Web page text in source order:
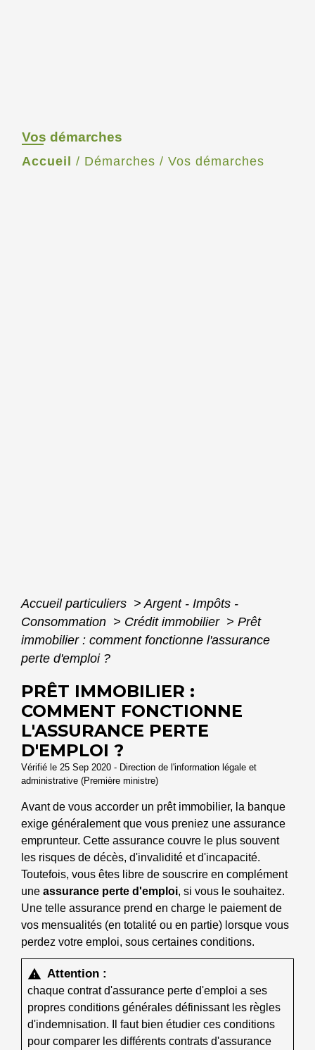
Vos démarches
Accueil / Démarches / Vos démarches
Accueil particuliers > Argent - Impôts -
Consommation > Crédit immobilier > Prêt
immobilier : comment fonctionne l'assurance
perte d'emploi ?
PRÊT IMMOBILIER :
COMMENT FONCTIONNE
L'ASSURANCE PERTE
D'EMPLOI ?
Vérifié le 25 Sep 2020 - Direction de l'information légale et
administrative (Première ministre)
Avant de vous accorder un prêt immobilier, la banque
exige généralement que vous preniez une assurance
emprunteur. Cette assurance couvre le plus souvent
les risques de décès, d'invalidité et d'incapacité.
Toutefois, vous êtes libre de souscrire en complément
une assurance perte d'emploi, si vous le souhaitez.
Une telle assurance prend en charge le paiement de
vos mensualités (en totalité ou en partie) lorsque vous
perdez votre emploi, sous certaines conditions.
warning Attention :
chaque contrat d'assurance perte d'emploi a ses
propres conditions générales définissant les règles
d'indemnisation. Il faut bien étudier ces conditions
pour comparer les différents contrats d'assurance